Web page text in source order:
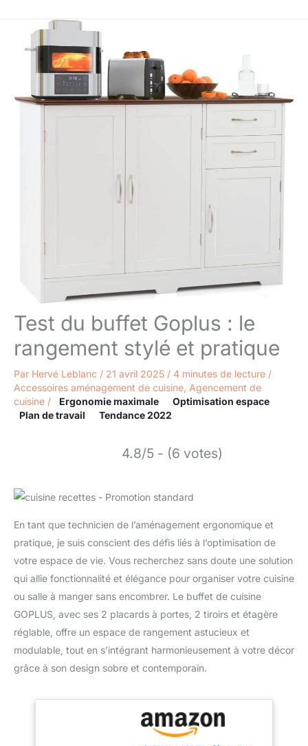
Test du buffet Goplus : le
rangement stylé et pratique
Par Hervé Leblanc / 21 avril 2025 / 4 minutes de lecture /
Accessoires aménagement de cuisine Agencement de
cuisine / Ergonomie maximale
Optimisation espace
Plan de travail
Tendance 2022
4.8/5 - (6 votes)
En tant que technicien de l’aménagement ergonomique et
pratique, je suis conscient des défis liés à l’optimisation de
votre espace de vie. Vous recherchez sans doute une solution
qui allie fonctionnalité et élégance pour organiser votre cuisine
ou salle à manger sans encombrer. Le buffet de cuisine
GOPLUS, avec ses 2 placards à portes, 2 tiroirs et étagère
réglable, offre un espace de rangement astucieux et
modulable, tout en s’intégrant harmonieusement à votre décor
grâce à son design sobre et contemporain.